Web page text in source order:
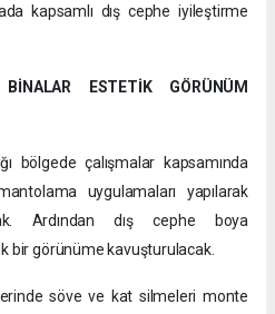
kapsamlı dış cephe iyileştirme
BİNALAR ESTETİK GÖRÜNÜM
bölgede çalışmalar kapsamında
uygulamaları yapılarak
Ardından dış cephe boya
bir görünüme kavuşturulacak.
söve ve kat silmeleri monte